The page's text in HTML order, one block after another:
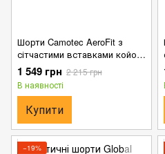
Шорти Camotec AeroFit з
сітчастими вставками койот
розмір M
1 549 грн 2 215 грн
В наявності
Купити
−19%